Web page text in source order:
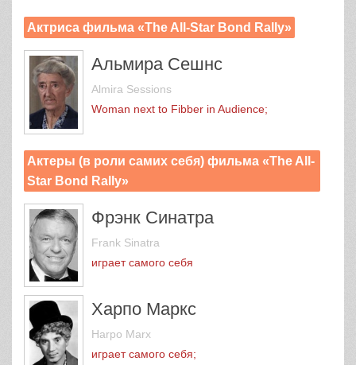
Актриса фильма «The All-Star Bond Rally»
Альмира Сешнс
Almira Sessions
Woman next to Fibber in Audience;
Актеры (в роли самих себя) фильма «The All-
Star Bond Rally»
Фрэнк Синатра
Frank Sinatra
играет самого себя
Харпо Маркс
Harpo Marx
играет самого себя;